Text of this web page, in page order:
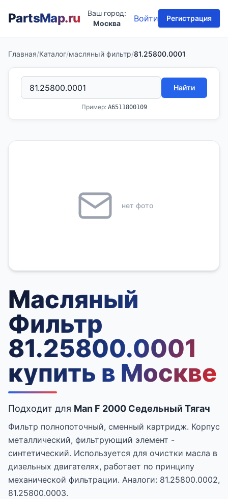
PartsMap.ru
Ваш город:
Москва
Войти Регистрация
Главная/Каталог/масляный фильтр/81.25800.0001
Найти
Пример: A6511800109
нет фото
Масляный
Фильтр
81.25800.0001
купить в Москве
Подходит для Man F 2000 Седельный Тягач
Фильтр полнопоточный, сменный картридж. Корпус
металлический, фильтрующий элемент -
синтетический. Используется для очистки масла в
дизельных двигателях, работает по принципу
механической фильтрации. Аналоги: 81.25800.0002,
81.25800.0003.